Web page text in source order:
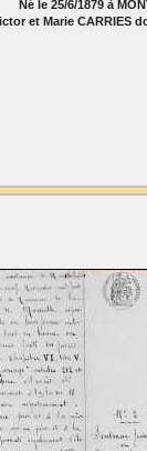
Né le 25/6/1879 à
et Marie CARRIES